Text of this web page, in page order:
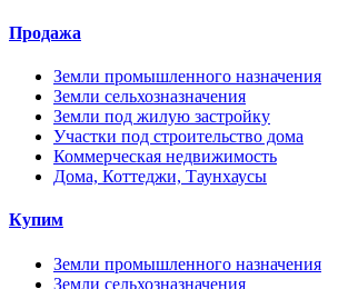
Продажа
Земли промышленного назначения
Земли сельхозназначения
Земли под жилую застройку
Участки под строительство дома
Коммерческая недвижимость
Дома, Коттеджи, Таунхаусы
Купим
Земли промышленного назначения
Земли сельхозназначения